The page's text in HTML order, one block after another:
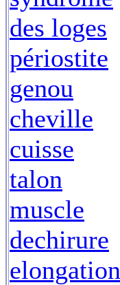
des loges
périostite
genou
cheville
cuisse
talon
muscle
dechirure
elongation